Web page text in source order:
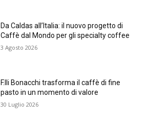
Da Caldas all’Italia: il nuovo progetto di
Caffè dal Mondo per gli specialty coffee
3 Agosto 2026
F.lli Bonacchi trasforma il caffè di fine
pasto in un momento di valore
30 Luglio 2026